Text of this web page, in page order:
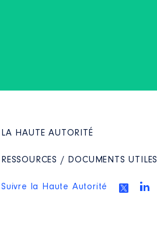
LA HAUTE AUTORITÉ
RESSOURCES / DOCUMENTS UTILES
Suivre la Haute Autorité